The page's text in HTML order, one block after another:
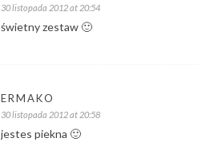
30 listopada 2012 at 20:54
świetny zestaw 🙂
ERMAKO
30 listopada 2012 at 20:58
jestes piekna 🙂